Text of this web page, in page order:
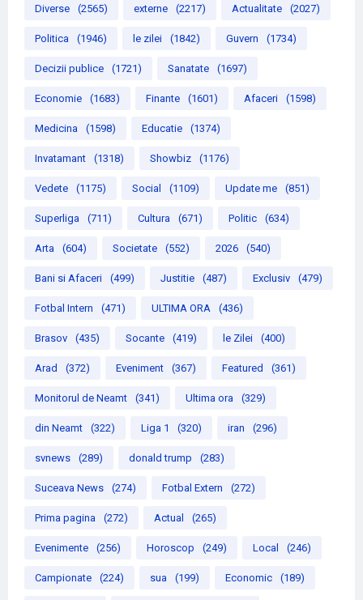
Diverse (2565) externe (2217) Actualitate (2027)
Politica (1946) le zilei (1842) Guvern (1734)
Decizii publice (1721) Sanatate (1697)
Economie (1683) Finante (1601) Afaceri (1598)
Medicina (1598) Educatie (1374)
Invatamant (1318) Showbiz (1176)
Vedete (1175) Social (1109) Update me (851)
Superliga (711) Cultura (671) Politic (634)
Arta (604) Societate (552) 2026 (540)
Bani si Afaceri (499) Justitie (487) Exclusiv (479)
Fotbal Intern (471) ULTIMA ORA (436)
Brasov (435) Socante (419) le Zilei (400)
Arad (372) Eveniment (367) Featured (361)
Monitorul de Neamt (341) Ultima ora (329)
din Neamt (322) Liga 1 (320) iran (296)
svnews (289) donald trump (283)
Suceava News (274) Fotbal Extern (272)
Prima pagina (272) Actual (265)
Evenimente (256) Horoscop (249) Local (246)
Campionate (224) sua (199) Economic (189)